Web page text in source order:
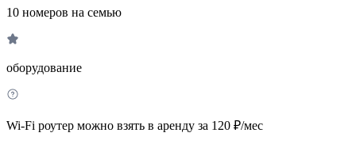
10 номеров на семью
оборудование
Wi-Fi роутер можно взять в аренду за 120 ₽/мес